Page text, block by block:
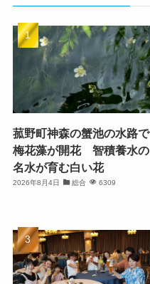
菰野町神森の蟹池の水路で
梅花藻が開花 智積養水の
名水が育む白い花
2026年8月4日 総合 6309